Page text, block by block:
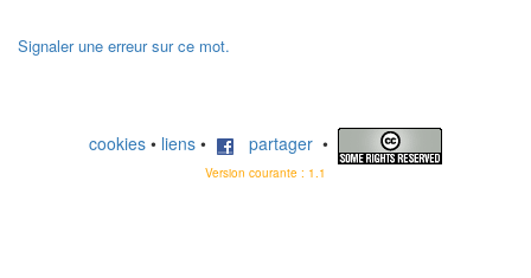
Signaler une erreur sur ce mot.
cookies • liens • partager •
Version courante : 1.1